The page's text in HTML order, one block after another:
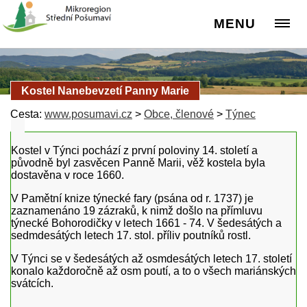
MENU
Kostel Nanebevzetí Panny Marie
Cesta: www.posumavi.cz > Obce, členové > Týnec
Kostel v Týnci pochází z první poloviny 14. století a
původně byl zasvěcen Panně Marii, věž kostela byla
dostavěna v roce 1660.
V Pamětní knize týnecké fary (psána od r. 1737) je
zaznamenáno 19 zázraků, k nimž došlo na přímluvu
týnecké Bohorodičky v letech 1661 - 74. V šedesátých a
sedmdesátých letech 17. stol. příliv poutníků rostl.
V Týnci se v šedesátých až osmdesátých letech 17. století
konalo každoročně až osm poutí, a to o všech mariánských
svátcích.